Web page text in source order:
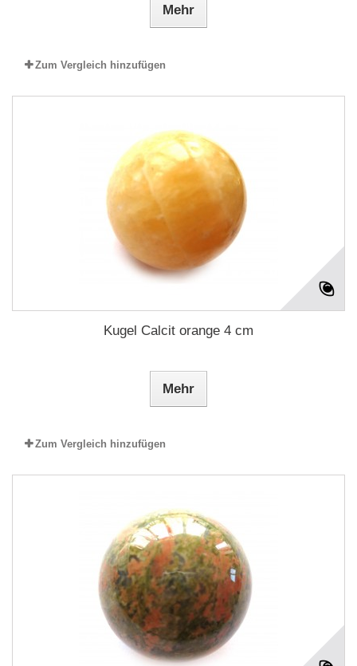
Mehr
Zum Vergleich hinzufügen
Kugel Calcit orange 4 cm
Mehr
Zum Vergleich hinzufügen